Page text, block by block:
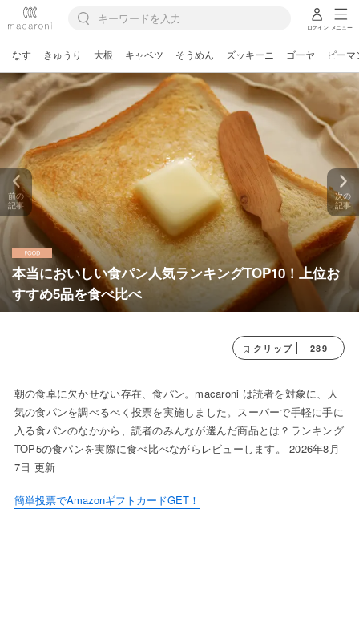
ログイン メニュー
なす きゅうり 大根 キャベツ そうめん ズッキーニ ゴーヤ ピーマ
本当においしい食パン人気ランキングTOP10！上位お
すすめ5品を食べ比べ
前の
記事
次の
記事
クリップ 289
朝の食卓に欠かせない存在、食パン。macaroni は読者を対象に、人
気の食パンを調べるべく投票を実施しました。スーパーで手軽に手に
入る食パンのなかから、読者のみんなが選んだ商品とは？ランキング
TOP5の食パンを実際に食べ比べながらレビューします。 2026年8月
7日 更新
簡単投票でAmazonギフトカードGET！